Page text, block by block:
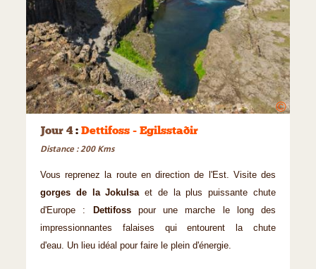
©
Jour 4 : Dettifoss - Egilsstaðir
Distance : 200 Kms
Vous reprenez la route en direction de l'Est. Visite des
gorges de la Jokulsaet de la plus puissante chute
d'Europe :
Dettifoss pour une marche le long des
impressionnantes falaises qui entourent la chute
d'eau. Un lieu idéal pour faire le plein d'énergie.